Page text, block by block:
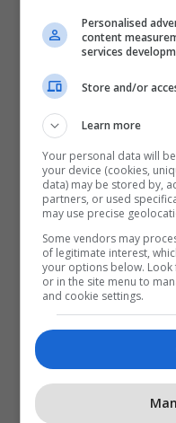
Personalised
content
services
Store and/or
Learn more
Your personal data will
your device (cookies,
data) may be stored by,
partners, or used
may use precise
Some vendors may
of legitimate interest,
your options below.
or in the site menu to
and cookie settings.